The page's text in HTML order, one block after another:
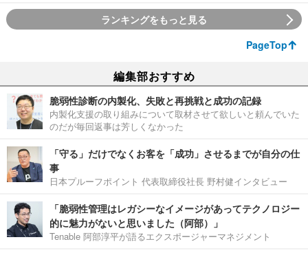
ランキングをもっと見る
PageTop
編集部おすすめ
脆弱性診断の内製化、失敗と再挑戦と成功の記録
内製化支援の取り組みについて取材させて欲しいと頼んでいた
のだが毎回返事は芳しくなかった
「守る」だけでなくお客を「成功」させるまでが自分の仕
事
日本プルーフポイント 代表取締役社長 野村健インタビュー
「脆弱性管理はレガシーなイメージがあってテクノロジー
的に魅力がないと思いました（阿部）」
Tenable 阿部淳平が語るエクスポージャーマネジメント